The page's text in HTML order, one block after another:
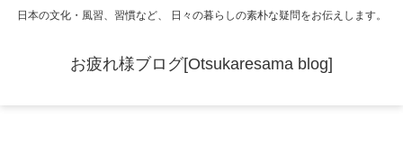
日本の文化・風習、習慣など、 日々の暮らしの素朴な疑問をお伝えします。
お疲れ様ブログ[Otsukaresama blog]